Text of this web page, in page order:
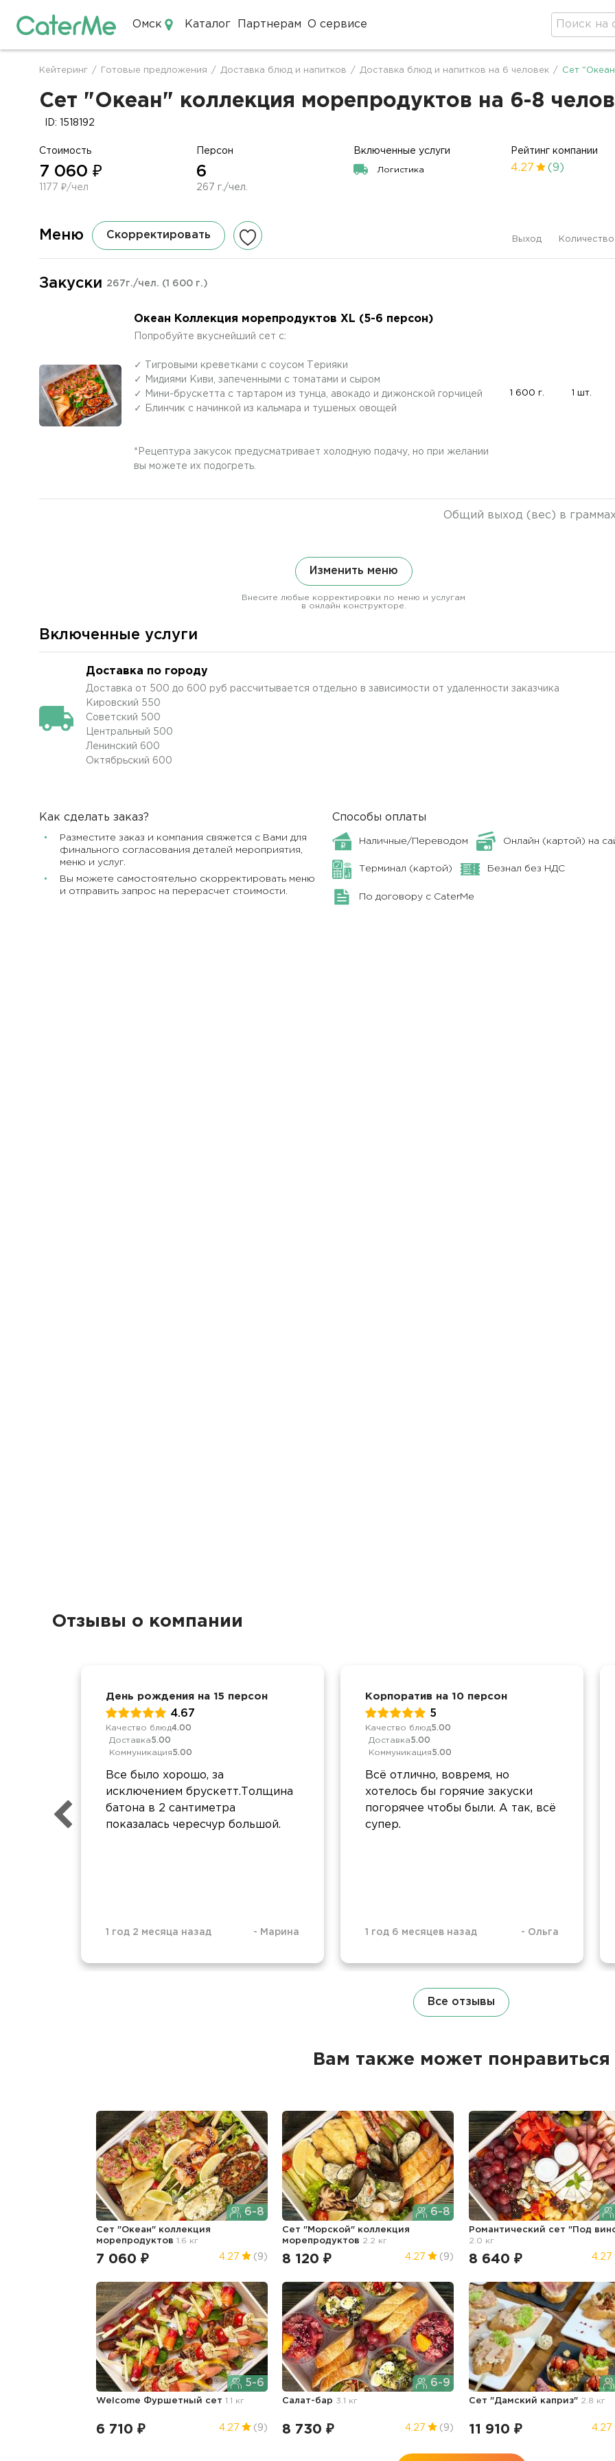
Омск Каталог Партнерам О сервисе
Строка
навигации
Кейтеринг / Готовые предложения / Доставка блюд и напитков / Доставка блюд и напитков на 6 человек / Сет
Сет "Океан" коллекция морепродуктов на 6-8
ID: 1518192
Стоимость
7 060 ₽
1177 ₽/чел
Персон
6
267 г./чел.
Включенные услуги
Логистика
Рейтинг компании
4.27 (9)
Меню Скорректировать Выход Количество
Закуски 267г./чел. (1 600 г.)
Океан Коллекция морепродуктов XL (5-6 персон)
Попробуйте вкуснейший сет с:
✓ Тигровыми креветками с соусом Терияки
✓ Мидиями Киви, запеченными с томатами и сыром
✓ Мини-брускетта с тартаром из тунца, авокадо и дижонской горчицей
✓ Блинчик с начинкой из кальмара и тушеных овощей
*Рецептура закусок предусматривает холодную подачу, но при желании
вы можете их подогреть.
1 600 г. 1 шт.
Общий выход (вес) в
Изменить меню
Внесите любые корректировки по меню и услугам
в онлайн конструкторе.
Включенные услуги
Доставка по городу
Доставка от 500 до 600 руб рассчитывается отдельно в зависимости от удаленности заказчика
Кировский 550
Советский 500
Центральный 500
Ленинский 600
Октябрьский 600
Как сделать заказ?
Разместите заказ и компания свяжется с Вами для
финального согласования деталей мероприятия,
меню и услуг.
Вы можете самостоятельно скорректировать меню
и отправить запрос на перерасчет стоимости.
Способы оплаты
Наличные/Переводом Онлайн (картой) на
Терминал (картой) Безнал без НДС
По договору с CaterMe
Отзывы о компании
День рождения на 15 персон
4.67
Качество блюд4.00
Доставка5.00
Коммуникация5.00
Все было хорошо, за
исключением брускетт.Толщина
батона в 2 сантиметра
показалась чересчур большой.
1 год 2 месяца назад - Марина
Корпоратив на 10 персон
5
Качество блюд5.00
Доставка5.00
Коммуникация5.00
Всё отлично, вовремя, но
хотелось бы горячие закуски
погорячее чтобы были. А так, всё
супер.
1 год 6 месяцев назад - Ольга
Все отзывы
Вам также может понравиться
6-8
Сет "Океан" коллекция
морепродуктов 1.6 кг
7 060 ₽ 4.27 (9)
6-8
Сет "Морской" коллекция
морепродуктов 2.2 кг
8 120 ₽ 4.27 (9)
Романтический сет "Под
2.0 кг
8 640 ₽ 4.27
5-6
Welcome Фуршетный сет 1.1 кг
6 710 ₽ 4.27 (9)
6-9
Салат-бар 3.1 кг
8 730 ₽ 4.27 (9)
Сет "Дамский каприз" 2.8 кг
11 910 ₽ 4.27